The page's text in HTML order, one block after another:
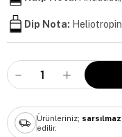
Dip Nota:
Ürünleriniz;
edilir.